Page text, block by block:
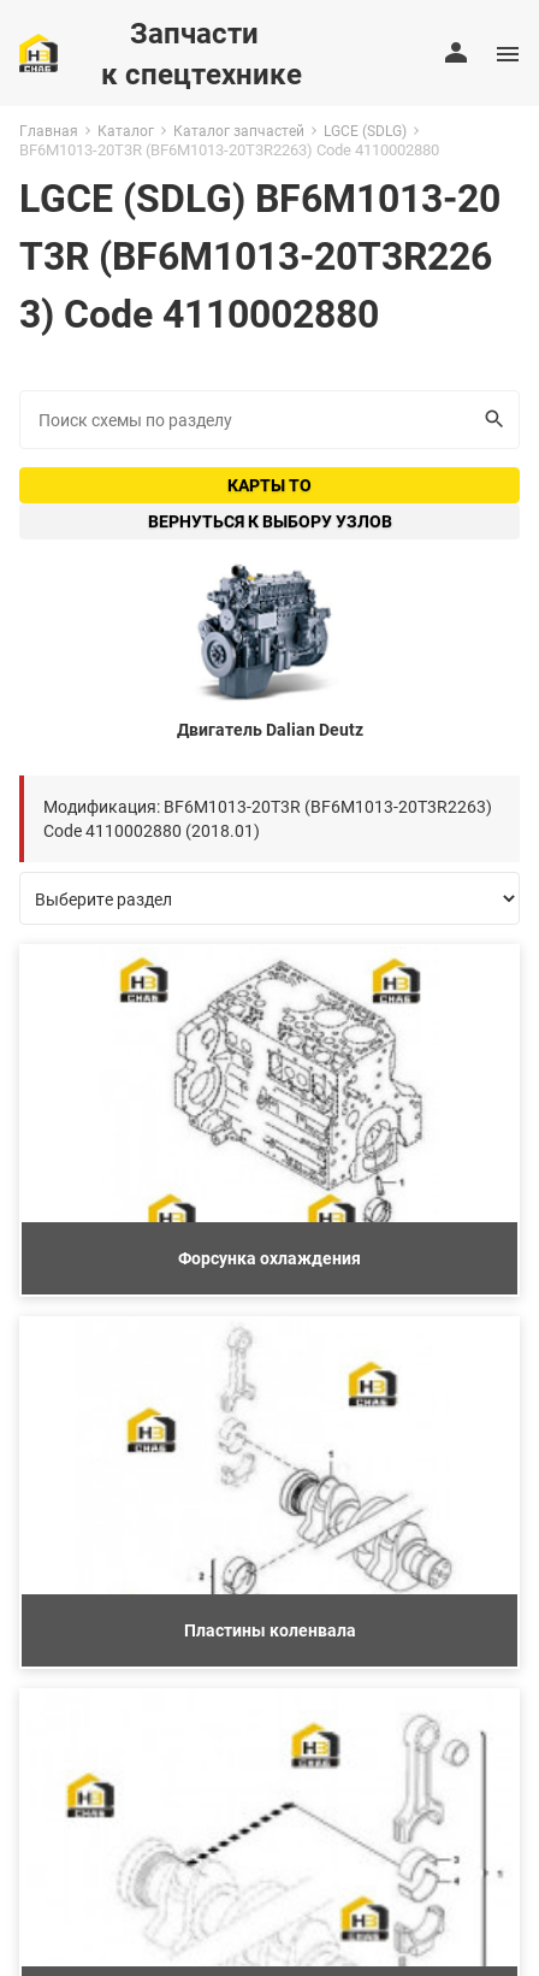
Запчасти
к спецтехнике
Главная Каталог Каталог запчастей LGCE (SDLG)
BF6M1013-20T3R (BF6M1013-20T3R2263) Code 4110002880
LGCE (SDLG) BF6M1013-20
T3R (BF6M1013-20T3R226
3) Code 4110002880
КАРТЫ ТО
ВЕРНУТЬСЯ К ВЫБОРУ УЗЛОВ
Двигатель Dalian Deutz
Модификация: BF6M1013-20T3R (BF6M1013-20T3R2263)
Code 4110002880 (2018.01)
Форсунка охлаждения
Пластины коленвала